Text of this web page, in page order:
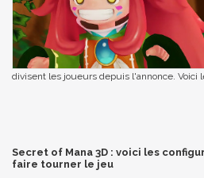
divisent les joueurs depuis l'annonce. Voici
Secret of Mana 3D : voici les
faire tourner le jeu